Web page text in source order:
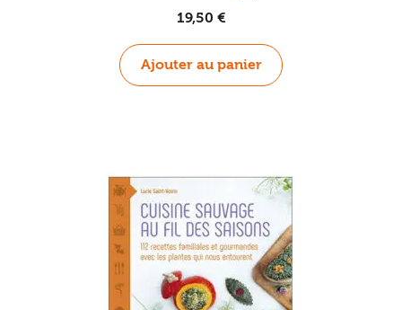
19,50 €
Ajouter au panier